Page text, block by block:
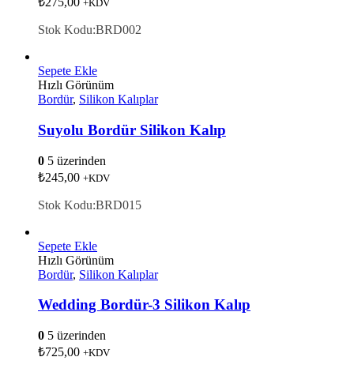
+KDV
Stok Kodu:BRD002
Sepete Ekle
Hızlı Görünüm
Bordür, Silikon Kalıplar
Suyolu Bordür Silikon Kalıp
0 5 üzerinden
₺245,00 +KDV
Stok Kodu:BRD015
Sepete Ekle
Hızlı Görünüm
Bordür, Silikon Kalıplar
Wedding Bordür-3 Silikon Kalıp
0 5 üzerinden
₺725,00 +KDV